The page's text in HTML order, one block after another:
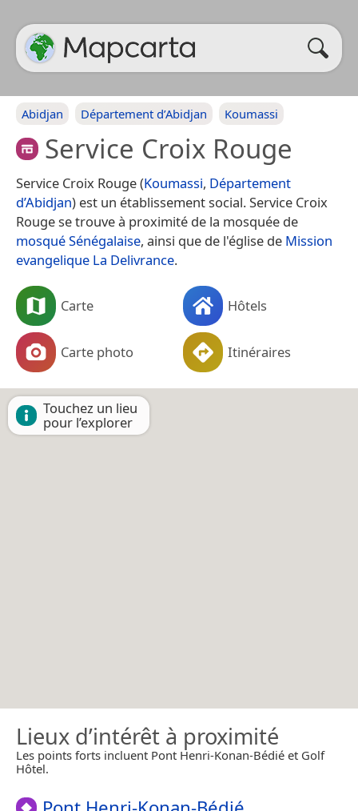
Abidjan Département d’Abidjan Koumassi
Service Croix Rouge
Service Croix Rouge (Koumassi, Département
d’Abidjan) est un établissement social. Service Croix
Rouge se trouve à proximité de la mosquée de
mosqué Sénégalaise, ainsi que de l'église de Mission
evangelique La Delivrance.
Carte Hôtels
Carte photo Itinéraires
Touchez un lieu
pour l’explorer
Lieux d’intérêt à proximité
Les points forts incluent Pont Henri-Konan-Bédié et Golf
Hôtel.